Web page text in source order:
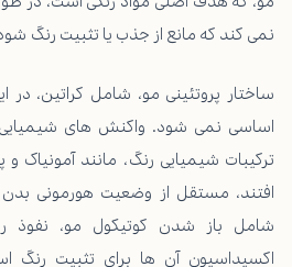
نمی کند که مانع از جذب یا تثبیت رنگ
ساختار پروتئینی مو، شامل کراتین،
اساسی نمی شود. واکنش های
ترکیبات شیمیایی رنگ، مانند آمونیاک
افتند، مستقل از وضعیت هورمونی
شامل باز شدن کوتیکول مو، نفوذ
اکسیداسیون آن ها برای تثبیت